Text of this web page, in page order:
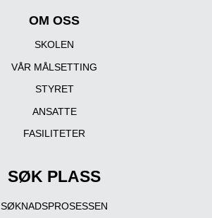
OM OSS
SKOLEN
VÅR MÅLSETTING
STYRET
ANSATTE
FASILITETER
SØK PLASS
SØKNADSPROSESSEN